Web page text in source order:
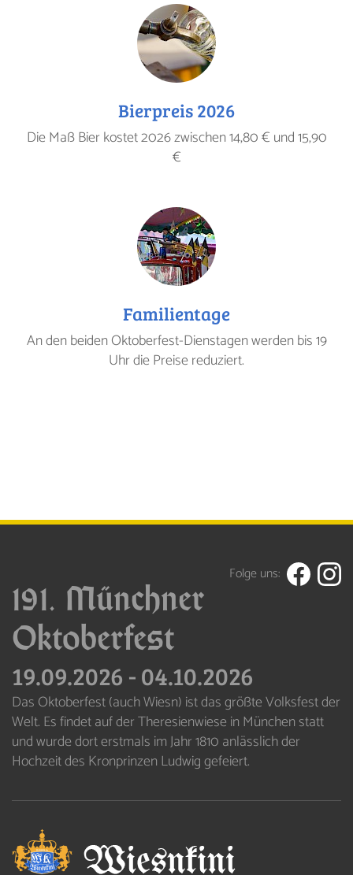
Bierpreis 2026
Die Maß Bier kostet 2026 zwischen 14,80 € und 15,90
€
Familientage
An den beiden Oktoberfest-Dienstagen werden bis 19
Uhr die Preise reduziert.
Folge uns:
191. Münchner
Oktoberfest
19.09.2026 -04.10.2026
Das Oktoberfest (auch Wiesn) ist das größte Volksfest der
Welt. Es findet auf der Theresienwiese in München statt
und wurde dort erstmals im Jahr 1810 anlässlich der
Hochzeit des Kronprinzen Ludwig gefeiert.